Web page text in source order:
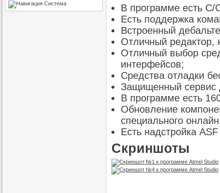
Система
В программе есть C/
Есть поддержка
Встроенный
Отличный редактор,
Отличный выбор
интерфейсов;
Средства отладки
Защищенный сервис
В программе есть
Обновление
специального
Есть надстройка
Скриншоты